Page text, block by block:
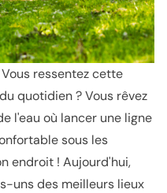
ressentez cette
quotidien ? Vous rêvez
l'eau où lancer une ligne
sous les
endroit ! Aujourd'hui,
uns des meilleurs lieux